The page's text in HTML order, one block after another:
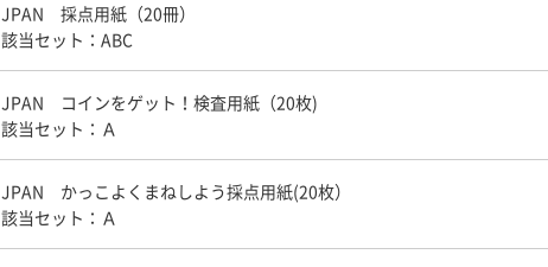
JPAN 採点用紙（20冊）
該当セット：ABC
JPAN コインをゲット！検査用紙（20枚)
該当セット：Ａ
JPAN かっこよくまねしよう採点用紙(20枚）
該当セット：Ａ